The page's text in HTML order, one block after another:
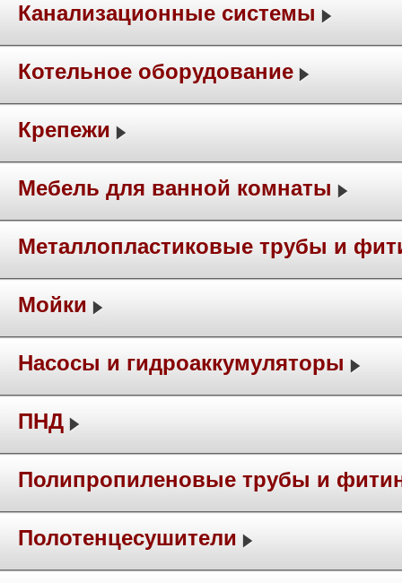
Канализационные системы
Котельное оборудование
Крепежи
Мебель для ванной комнаты
Металлопластиковые трубы и
Мойки
Насосы и гидроаккумуляторы
ПНД
Полипропиленовые трубы и
Полотенцесушители